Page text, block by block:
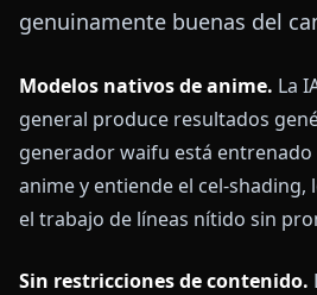
genuinamente buenas del
Modelos nativos de anime. La
general produce resultados
generador waifu está
anime y entiende el cel-shading,
el trabajo de líneas nítido sin
Sin restricciones de contenido.